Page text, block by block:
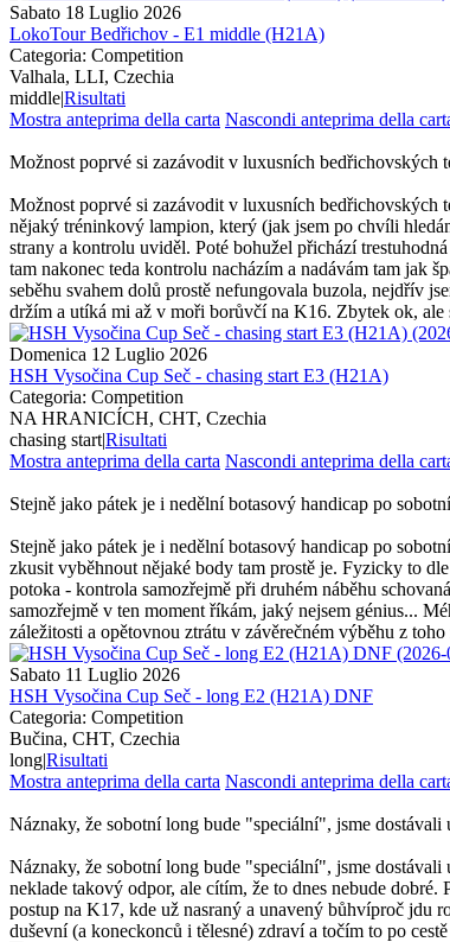
Sabato 18 Luglio 2026
LokoTour Bedřichov - E1 middle (H21A)
Categoria: Competition
Valhala, LLI, Czechia
middle|Risultati
Mostra anteprima della carta Nascondi anteprima della
Možnost poprvé si zazávodit v luxusních bedřichovských
Možnost poprvé si zazávodit v luxusních bedřichovských
nějaký tréninkový lampion, který (jak jsem po chvíli
strany a kontrolu uviděl. Poté bohužel přichází
tam nakonec teda kontrolu nacházím a nadávám tam jak
seběhu svahem dolů prostě nefungovala buzola, nejdřív
držím a utíká mi až v moři borůvčí na K16. Zbytek ok, ale
Domenica 12 Luglio 2026
HSH Vysočina Cup Seč - chasing start E3 (H21A)
Categoria: Competition
NA HRANICÍCH, CHT, Czechia
chasing start|Risultati
Mostra anteprima della carta Nascondi anteprima della
Stejně jako pátek je i nedělní botasový handicap po
Stejně jako pátek je i nedělní botasový handicap po
zkusit vyběhnout nějaké body tam prostě je. Fyzicky to
potoka - kontrola samozřejmě při druhém náběhu
samozřejmě v ten moment říkám, jaký nejsem génius...
záležitosti a opětovnou ztrátu v závěrečném výběhu z
Sabato 11 Luglio 2026
HSH Vysočina Cup Seč - long E2 (H21A) DNF
Categoria: Competition
Bučina, CHT, Czechia
long|Risultati
Mostra anteprima della carta Nascondi anteprima della
Náznaky, že sobotní long bude "speciální", jsme dostávali
Náznaky, že sobotní long bude "speciální", jsme
neklade takový odpor, ale cítím, že to dnes nebude
postup na K17, kde už nasraný a unavený bůhvíproč jdu
duševní (a koneckonců i tělesné) zdraví a točím to po